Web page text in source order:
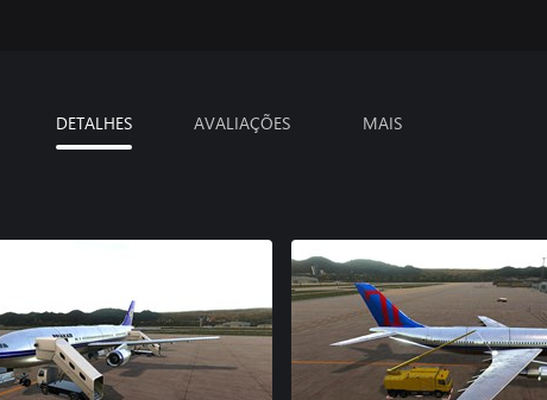
DETALHES AVALIAÇÕES MAIS